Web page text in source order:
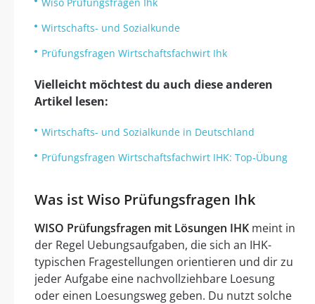
Wirtschafts- und Sozialkunde
Prüfungsfragen Wirtschaftsfachwirt Ihk
Vielleicht möchtest du auch diese anderen
Artikel lesen:
Wirtschafts- und Sozialkunde in Deutschland
Prüfungsfragen Wirtschaftsfachwirt IHK: Top-Übung
Was ist Wiso Prüfungsfragen Ihk
WISO Prüfungsfragen mit Lösungen IHK meint in
der Regel Uebungsaufgaben, die sich an IHK-
typischen Fragestellungen orientieren und dir zu
jeder Aufgabe eine nachvollziehbare Loesung
oder einen Loesungsweg geben. Du nutzt solche